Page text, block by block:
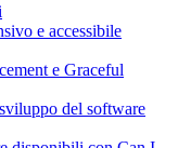
e accessibile
e Graceful
del software